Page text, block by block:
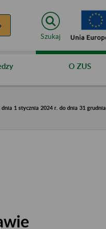
Szukaj
O ZUS
1 stycznia 2024 r. do dnia 31 grudnia